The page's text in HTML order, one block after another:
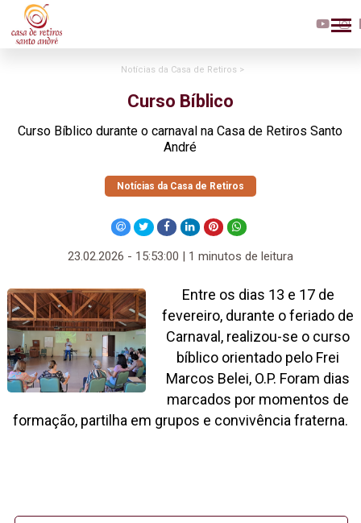
Notícias da Casa de Retiros >
Curso Bíblico
Curso Bíblico durante o carnaval na Casa de Retiros Santo
André
Notícias da Casa de Retiros
23.02.2026 - 15:53:00 | 1 minutos de leitura
Entre os dias 13 e 17 de
fevereiro, durante o feriado de
Carnaval, realizou-se o curso
bíblico orientado pelo Frei
Marcos Belei, O.P. Foram dias
marcados por momentos de
formação, partilha em grupos e convivência fraterna.